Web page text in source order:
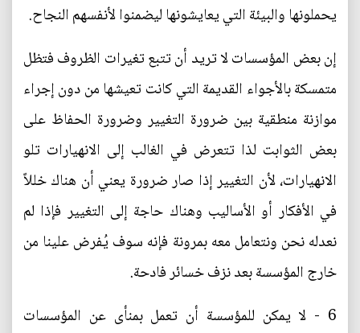
يحملونها والبيئة التي يعايشونها ليضمنوا لأنفسهم النجاح.
إن بعض المؤسسات لا تريد أن تتبع تغيرات الظروف فتظل
متمسكة بالأجواء القديمة التي كانت تعيشها من دون إجراء
موازنة منطقية بين ضرورة التغيير وضرورة الحفاظ على
بعض الثوابت لذا تتعرض في الغالب إلى الانهيارات تلو
الانهيارات، لأن التغيير إذا صار ضرورة يعني أن هناك خللاً
في الأفكار أو الأساليب وهناك حاجة إلى التغيير فإذا لم
نعدله نحن ونتعامل معه بمرونة فإنه سوف يُفرض علينا من
خارج المؤسسة بعد نزف خسائر فادحة.
6 - لا يمكن للمؤسسة أن تعمل بمنأى عن المؤسسات